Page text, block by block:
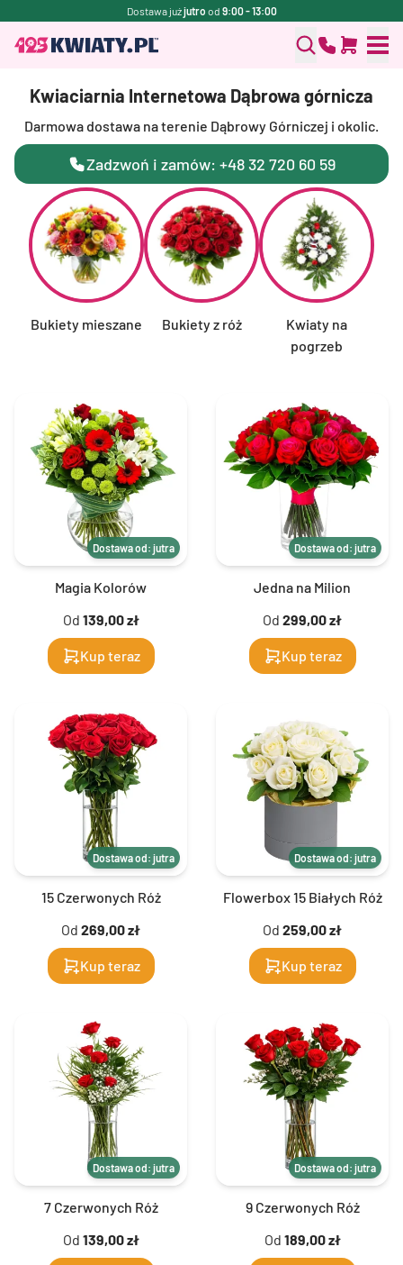
Dostawa jużjutro od 9:00 - 13:00
Kwiaciarnia Internetowa Dąbrowa górnicza
Darmowa dostawa na terenie Dąbrowy Górniczej i okolic.
Zadzwoń i zamów: +48 32 720 60 59
Bukiety mieszane Bukiety z róż
Kwiaty na
pogrzeb
Dostawa od: jutra
Magia Kolorów
Od 139,00 zł
Kup teraz
Dostawa od: jutra
Jedna na Milion
Od 299,00 zł
Kup teraz
Dostawa od: jutra
15 Czerwonych Róż
Od 269,00 zł
Kup teraz
Dostawa od: jutra
Flowerbox 15 Białych Róż
Od 259,00 zł
Kup teraz
Dostawa od: jutra
7 Czerwonych Róż
Od 139,00 zł
Dostawa od: jutra
9 Czerwonych Róż
Od 189,00 zł